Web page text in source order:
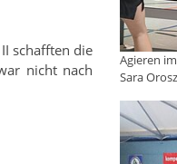
schafften die
nicht nach
Agieren
Sara